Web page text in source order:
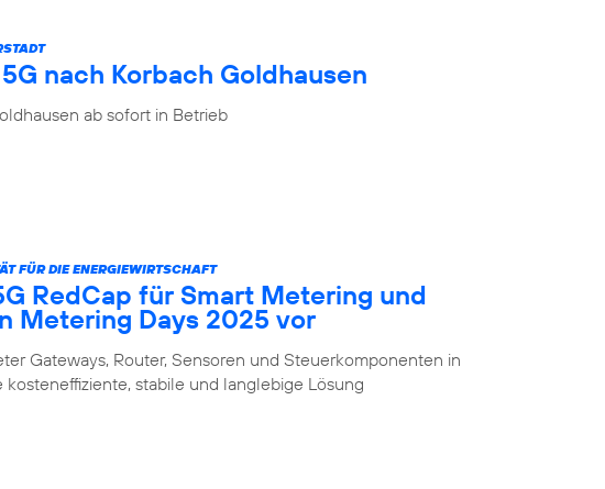
nach Korbach Goldhausen
ab sofort in Betrieb
FÜR DIE ENERGIEWIRTSCHAFT
RedCap für Smart Metering und
Metering Days 2025 vor
Gateways, Router, Sensoren und Steuerkomponenten in
stabile und langlebige Lösung